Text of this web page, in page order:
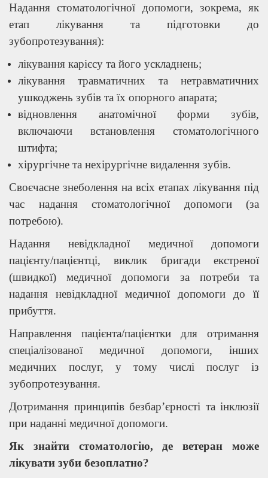
Надання стоматологічної допомоги, зокрема, як
етап лікування та підготовки до
зубопротезування):
лікування карієсу та його ускладнень;
лікування травматичних та нетравматичних
ушкоджень зубів та їх опорного апарата;
відновлення анатомічної форми зубів,
включаючи встановлення стоматологічного
штифта;
хірургічне та нехірургічне видалення зубів.
Своєчасне знеболення на всіх етапах лікування під
час надання стоматологічної допомоги (за
потребою).
Надання невідкладної медичної допомоги
пацієнту/пацієнтці, виклик бригади екстреної
(швидкої) медичної допомоги за потреби та
надання невідкладної медичної допомоги до її
прибуття.
Направлення пацієнта/пацієнтки для отримання
спеціалізованої медичної допомоги, інших
медичних послуг, у тому числі послуг із
зубопротезування.
Дотримання принципів безбар’єрності та інклюзії
при наданні медичної допомоги.
Як знайти стоматологію, де ветеран може
лікувати зуби безоплатно?